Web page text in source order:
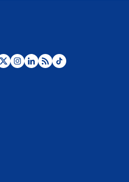
¿La posesión de Abelardo De la